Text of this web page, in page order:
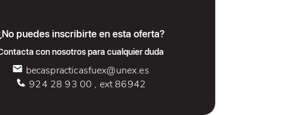
puedes inscribirte en esta oferta?
con nosotros para cualquier duda
becaspracticasfuex@unex.es
924 28 93 00 , ext 86942